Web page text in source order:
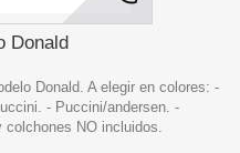
Donald
Donald. A elegir en colores: -
- Puccini/andersen. -
colchones NO incluidos.